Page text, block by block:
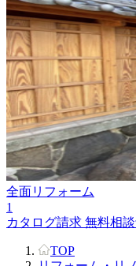
全面リフォーム
1
カタログ請求 無料相
TOP